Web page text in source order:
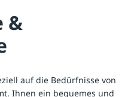
&
auf die Bedürfnisse von
Ihnen ein bequemes und